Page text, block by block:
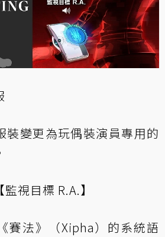
裝變更為玩偶裝演員專用的
視目標 R.A.】
賽法》（Xipha）的系統語